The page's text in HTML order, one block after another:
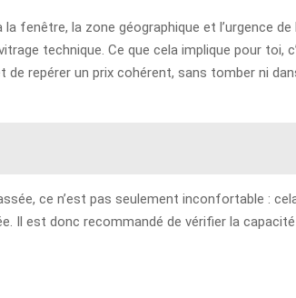
fenêtre, la zone géographique et l’urgence de
technique. Ce que cela implique pour toi,
repérer un prix cohérent, sans tomber ni
ce n’est pas seulement inconfortable :
Il est donc recommandé de vérifier la